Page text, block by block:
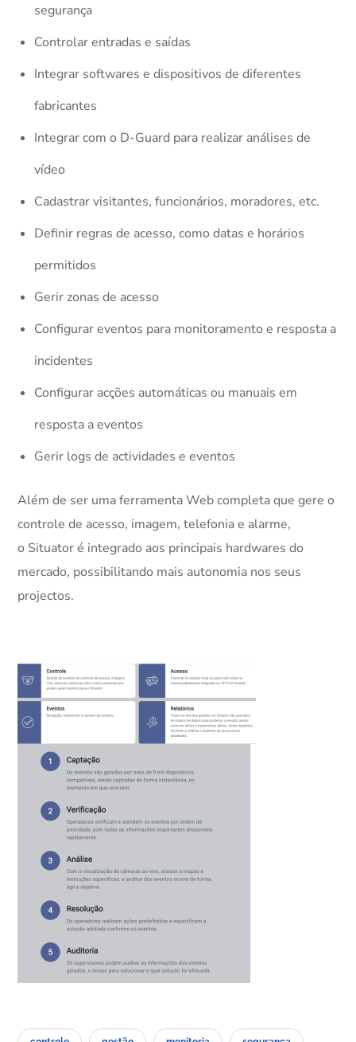
segurança
Controlar entradas e saídas
Integrar softwares e dispositivos de diferentes
fabricantes
Integrar com o D-Guard para realizar análises de
vídeo
Cadastrar visitantes, funcionários, moradores, etc.
Definir regras de acesso, como datas e horários
permitidos
Gerir zonas de acesso
Configurar eventos para monitoramento e resposta a
incidentes
Configurar acções automáticas ou manuais em
resposta a eventos
Gerir logs de actividades e eventos
Além de ser uma ferramenta Web completa que gere o
controle de acesso, imagem, telefonia e alarme,
o Situatoré integrado aos principais hardwares do
mercado, possibilitando mais autonomia nos seus
projectos.